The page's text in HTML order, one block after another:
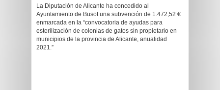
La Diputación de Alicante ha concedido al
Ayuntamiento de Busot una subvención de 1.472,52 €
enmarcada en la “convocatoria de ayudas para
esterilización de colonias de gatos sin propietario en
municipios de la provincia de Alicante, anualidad
2021.”